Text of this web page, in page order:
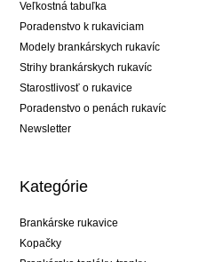
Veľkostná tabuľka
Poradenstvo k rukaviciam
Modely brankárskych rukavíc
Strihy brankárskych rukavíc
Starostlivosť o rukavice
Poradenstvo o penách rukavíc
Newsletter
Kategórie
Brankárske rukavice
Kopačky